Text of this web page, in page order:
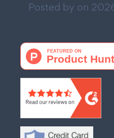
Posted by on